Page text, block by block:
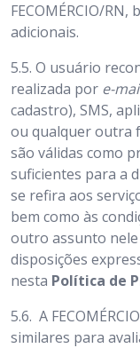
FECOMÉRCIO/
adicionais.
5.5. O usuário
realizada por e-
cadastro), SMS,
ou qualquer outra
são válidas como
suficientes para a
se refira aos
bem como às
outro assunto nele
disposições
nesta Política de
5.6. A
similares para